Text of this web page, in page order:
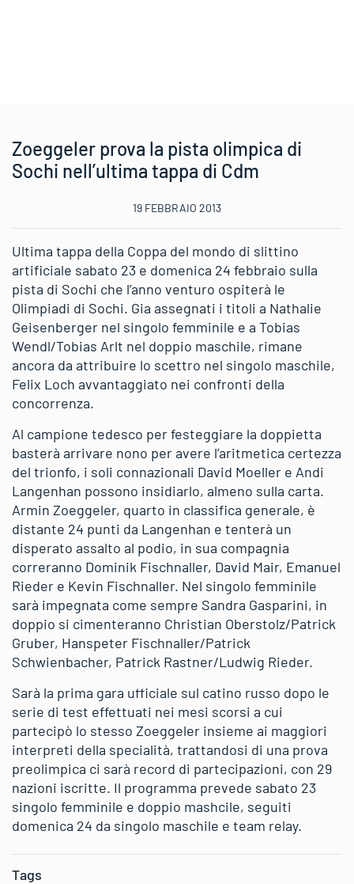
Zoeggeler prova la pista olimpica di
Sochi nell’ultima tappa di Cdm
19 FEBBRAIO 2013
Ultima tappa della Coppa del mondo di slittino
artificiale sabato 23 e domenica 24 febbraio sulla
pista di Sochi che l’anno venturo ospiterà le
Olimpiadi di Sochi. Gia assegnati i titoli a Nathalie
Geisenberger nel singolo femminile e a Tobias
Wendl/Tobias Arlt nel doppio maschile, rimane
ancora da attribuire lo scettro nel singolo maschile,
Felix Loch avvantaggiato nei confronti della
concorrenza.
Al campione tedesco per festeggiare la doppietta
basterà arrivare nono per avere l’aritmetica certezza
del trionfo, i soli connazionali David Moeller e Andi
Langenhan possono insidiarlo, almeno sulla carta.
Armin Zoeggeler, quarto in classifica generale, è
distante 24 punti da Langenhan e tenterà un
disperato assalto al podio, in sua compagnia
correranno Dominik Fischnaller, David Mair, Emanuel
Rieder e Kevin Fischnaller. Nel singolo femminile
sarà impegnata come sempre Sandra Gasparini, in
doppio si cimenteranno Christian Oberstolz/Patrick
Gruber, Hanspeter Fischnaller/Patrick
Schwienbacher, Patrick Rastner/Ludwig Rieder.
Sarà la prima gara ufficiale sul catino russo dopo le
serie di test effettuati nei mesi scorsi a cui
partecipò lo stesso Zoeggeler insieme ai maggiori
interpreti della specialità, trattandosi di una prova
preolimpica ci sarà record di partecipazioni, con 29
nazioni iscritte. Il programma prevede sabato 23
singolo femminile e doppio mashcile, seguiti
domenica 24 da singolo maschile e team relay.
Tags